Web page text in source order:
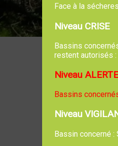
Face à la
Niveau CRISE
Bassins
restent autorisés :
Niveau
Bassins
Niveau
Bassin concerné